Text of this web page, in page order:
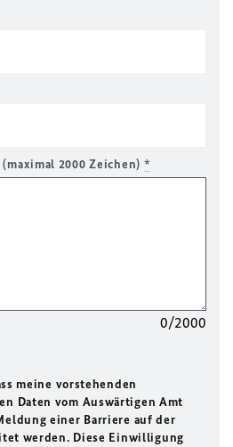
2000 Zeichen) *
0/2000
meine vorstehenden
Daten vom Auswärtigen Amt
einer Barriere auf der
werden. Diese Einwilligung